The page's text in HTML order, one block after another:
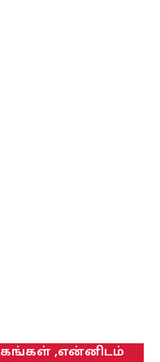
,என்னிடம்